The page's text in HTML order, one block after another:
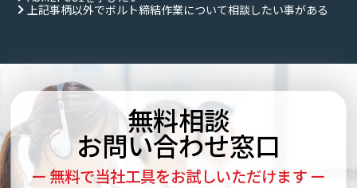
上記事柄以外でボルト締結作業について相談したい事がある
無料相談
お問い合わせ窓口
ー 無料で当社工具をお試しいただけます ー